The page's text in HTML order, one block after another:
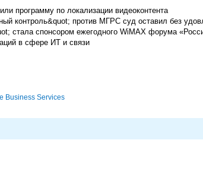
программу по локализации видеоконтента
контроль&quot; против МГРС суд оставил без
стала спонсором ежегодного WiMAX форума
в сфере ИТ и связи
Business Services